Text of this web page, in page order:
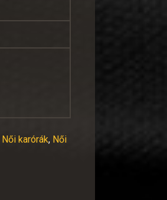
Női karórák, Női